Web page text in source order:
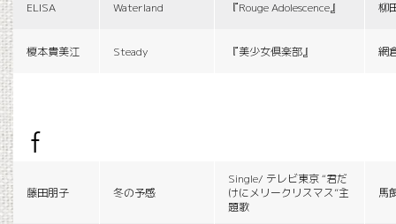
ELISA Waterland 『Rouge Adolescence』 柳
榎本貴美江 Steady 『美少女倶楽部』 網
f
藤田朋子 冬の予感
Single/ テレビ東京 “君だ
けにメリークリスマス”主
題歌
馬